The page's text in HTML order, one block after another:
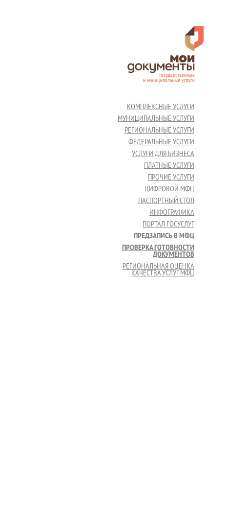
КОМПЛЕКСНЫЕ УСЛУГИ
МУНИЦИПАЛЬНЫЕ УСЛУГИ
РЕГИОНАЛЬНЫЕ УСЛУГИ
ФЕДЕРАЛЬНЫЕ УСЛУГИ
УСЛУГИ ДЛЯ БИЗНЕСА
ПЛАТНЫЕ УСЛУГИ
ПРОЧИЕ УСЛУГИ
ЦИФРОВОЙ МФЦ
ПАСПОРТНЫЙ СТОЛ
ИНФОГРАФИКА
ПОРТАЛ ГОСУСЛУГ
ПРЕДЗАПИСЬ В МФЦ
ПРОВЕРКА ГОТОВНОСТИ
ДОКУМЕНТОВ
РЕГИОНАЛЬНАЯ ОЦЕНКА
КАЧЕСТВА УСЛУГ МФЦ